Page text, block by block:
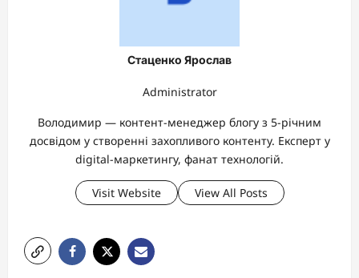
Стаценко Ярослав
Administrator
Володимир — контент-менеджер блогу з 5-річним
досвідом у створенні захопливого контенту. Експерт у
digital-маркетингу, фанат технологій.
Visit Website View All Posts